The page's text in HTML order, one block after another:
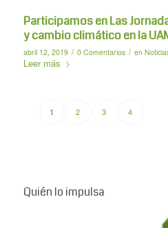
Participamos en Las
y cambio climático en la
abril 12, 2019 / 0 Comentarios / en
Leer más
1 2 3 4
Quién lo impulsa